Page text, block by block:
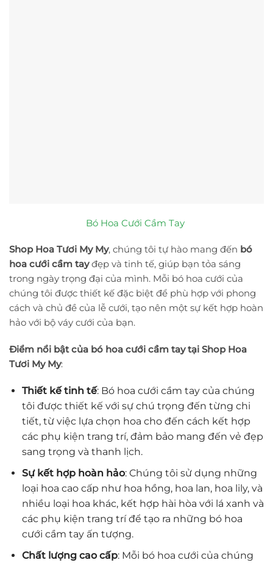
Bó Hoa Cưới Cầm Tay
Shop Hoa Tươi My My, chúng tôi tự hào mang đến bó
hoa cưới cầm tayđẹp và tinh tế, giúp bạn tỏa sáng
trong ngày trọng đại của mình. Mỗi bó hoa cưới của
chúng tôi được thiết kế đặc biệt để phù hợp với phong
cách và chủ đề của lễ cưới, tạo nên một sự kết hợp hoàn
hảo với bộ váy cưới của bạn.
Điểm nổi bật của bó hoa cưới cầm tay tại Shop Hoa
Tươi My My:
Thiết kế tinh tế: Bó hoa cưới cầm tay của chúng
tôi được thiết kế với sự chú trọng đến từng chi
tiết, từ việc lựa chọn hoa cho đến cách kết hợp
các phụ kiện trang trí, đảm bảo mang đến vẻ đẹp
sang trọng và thanh lịch.
Sự kết hợp hoàn hảo: Chúng tôi sử dụng những
loại hoa cao cấp như hoa hồng, hoa lan, hoa lily, và
nhiều loại hoa khác, kết hợp hài hòa với lá xanh và
các phụ kiện trang trí để tạo ra những bó hoa
cưới cầm tay ấn tượng.
Chất lượng cao cấp: Mỗi bó hoa cưới của chúng